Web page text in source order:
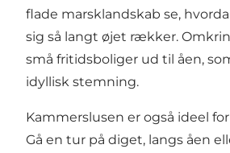
flade marsklandskab se,
sig så langt øjet rækker.
små fritidsboliger ud til åen,
idyllisk stemning.
Kammerslusen er også ideel
Gå en tur på diget, langs åen